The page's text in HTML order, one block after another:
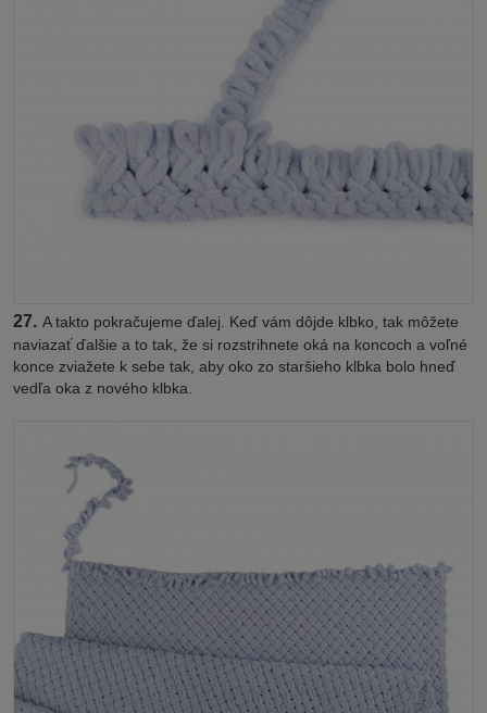
27. A takto pokračujeme ďalej. Keď vám dôjde klbko, tak môžete
naviazať ďalšie a to tak, že si rozstrihnete oká na koncoch a voľné
konce zviažete k sebe tak, aby oko zo staršieho klbka bolo hneď
vedľa oka z nového klbka.